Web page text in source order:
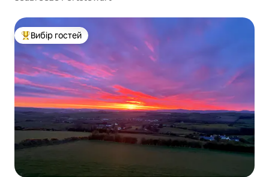
Топ вибір гостей
Вибір гостей